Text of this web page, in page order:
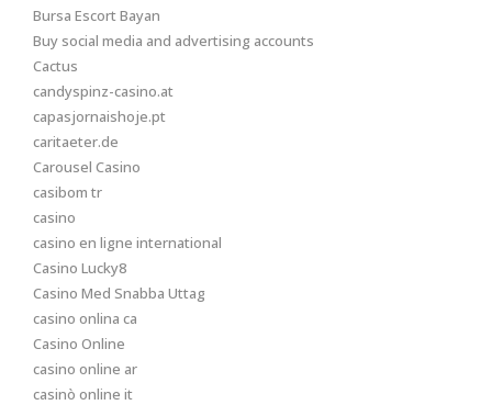
Bursa Escort Bayan
Buy social media and advertising accounts
Cactus
candyspinz-casino.at
capasjornaishoje.pt
caritaeter.de
Carousel Casino
casibom tr
casino
casino en ligne international
Casino Lucky8
Casino Med Snabba Uttag
casino onlina ca
Casino Online
casino online ar
casinò online it